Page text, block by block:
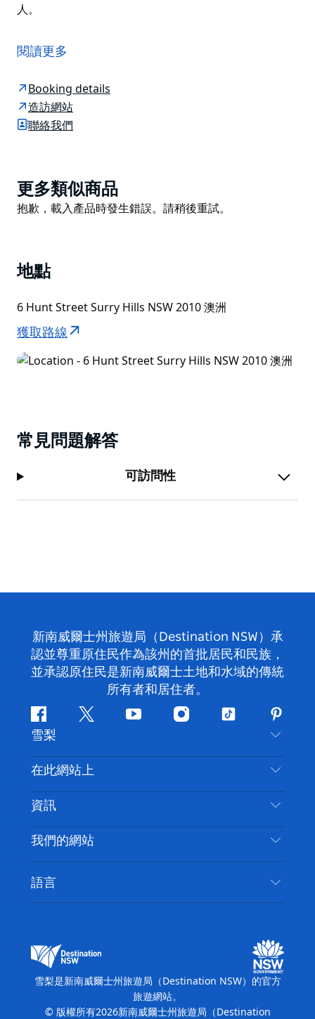
人。
——黃油在很多盒子裡打勾。
酒單令人印象深刻，Krug、Dom Perignon 和 Veuve
Clicquot 與您的漢堡相得益彰。還有含酒精的冰沙、雞
尾酒和一系列國際精釀啤酒。
至晚上 11 點 30 分，適合那些深夜吃雞和鞋類的人。
閱讀更多
Booking details
造訪網站
聯絡我們
Product
List
更多類似商品
Product
抱歉，載入產品時發生錯誤。請稍後重試。
地點
6 Hunt Street Surry Hills NSW 2010 澳洲
獲取路線
常見問題解答
可訪問性
新南威爾士州旅遊局（Destination NSW）承
認並尊重原住民作為該州的首批居民和民族，
並承認原住民是新南威爾士土地和水域的傳統
所有者和居住者。
Facebook嘰
喳
喳
Youtube Instagram
抖
雪梨
聯絡我們
免責聲明
隱私
Cookie 通知
在此網站上
目的地
要做的事情
新南威爾士州公路旅行
活動
住宿
資訊
旅行資訊
無障礙雪梨
列出您的業務
我們的網站
新南威爾士州旅遊局（Destination NSW）媒體中
心
繽紛雪梨燈光音樂節
語言
雪梨是新南威爾士州旅遊局（Destination NSW）的官方
旅遊網站。
© 版權所有2026新南威爾士州旅遊局（Destination